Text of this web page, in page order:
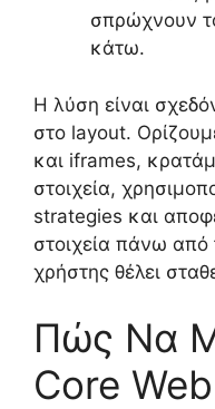
σπρώχνουν
κάτω.
Η λύση είναι
στο layout.
και iframes,
στοιχεία,
strategies και
στοιχεία πάνω από
χρήστης θέλει
Πώς Να
Core